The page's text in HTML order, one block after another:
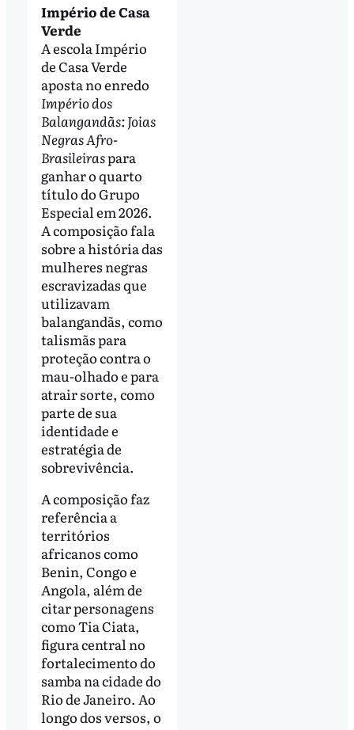
Império de Casa
Verde
A escola Império
de Casa Verde
aposta no enredo
Império dos
Balangandãs: Joias
Negras Afro-
Brasileiraspara
ganhar o quarto
título do Grupo
Especial em 2026.
A composição fala
sobre a história das
mulheres negras
escravizadas que
utilizavam
balangandãs, como
talismãs para
proteção contra o
mau-olhado e para
atrair sorte, como
parte de sua
identidade e
estratégia de
sobrevivência.
A composição faz
referência a
territórios
africanos como
Benin, Congo e
Angola, além de
citar personagens
como Tia Ciata,
figura central no
fortalecimento do
samba na cidade do
Rio de Janeiro. Ao
longo dos versos, o